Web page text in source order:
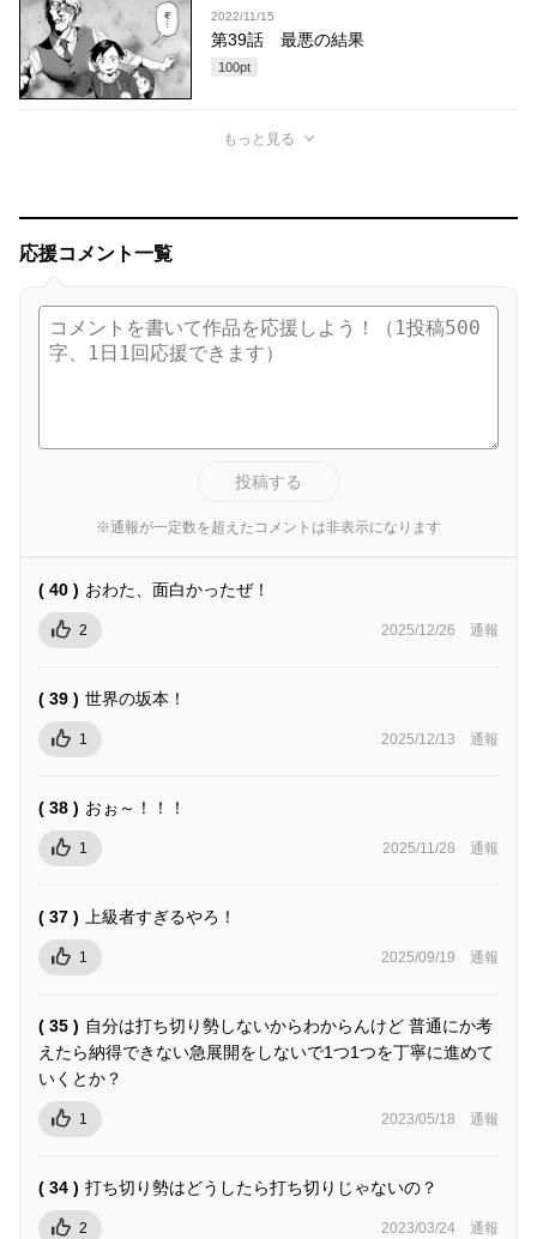
2022/11/15
第39話 最悪の結果
100pt
もっと見る
応援コメント一覧
投稿する
※通報が一定数を超えたコメントは非表示になります
( 40 ) おわた、面白かったぜ！
2 2025/12/26 通報
( 39 ) 世界の坂本！
1 2025/12/13 通報
( 38 ) おぉ～！！！
1 2025/11/28 通報
( 37 ) 上級者すぎるやろ！
1 2025/09/19 通報
( 35 ) 自分は打ち切り勢しないからわからんけど 普通にか考
えたら納得できない急展開をしないで1つ1つを丁寧に進めて
いくとか？
1 2023/05/18 通報
( 34 ) 打ち切り勢はどうしたら打ち切りじゃないの？
2 2023/03/24 通報